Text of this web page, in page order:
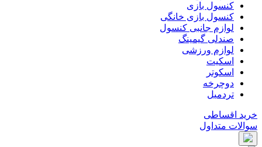
کنسول بازی
کنسول بازی خانگی
لوازم جانبی کنسول
صندلی گیمینگ
لوازم ورزشی
اسکیت
اسکوتر
دوچرخه
تردمیل
خرید اقساطی
سوالات متداول